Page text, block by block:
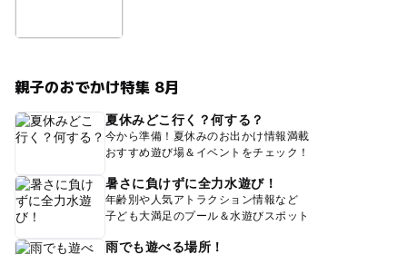
親子のおでかけ特集 8月
夏休みどこ行く？何する？
今から準備！夏休みのお出かけ情報満載
おすすめ遊び場＆イベントをチェック！
暑さに負けずに全力水遊び！
年齢別や人気アトラクション情報など
子ども大満足のプール＆水遊びスポット
雨でも遊べる場所！